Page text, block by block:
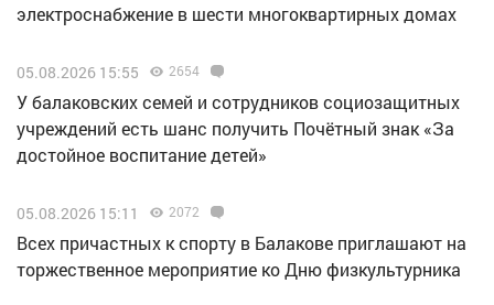
электроснабжение в шести многоквартирных домах
05.08.2026 15:55 2654
У балаковских семей и сотрудников социозащитных
учреждений есть шанс получить Почётный знак «За
достойное воспитание детей»
05.08.2026 15:11 2072
Всех причастных к спорту в Балакове приглашают на
торжественное мероприятие ко Дню физкультурника